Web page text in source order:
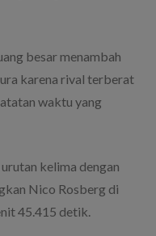
besar menambah
karena rival terberat
waktu yang
kelima dengan
Nico Rosberg di
45.415 detik.